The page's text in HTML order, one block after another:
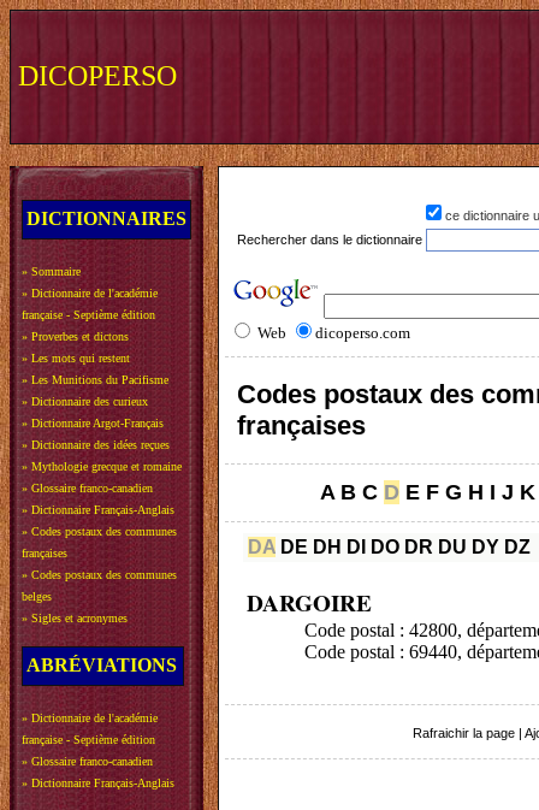
DICOPERSO
DICTIONNAIRES
» Sommaire
» Dictionnaire de l'académie
française - Septième édition
» Proverbes et dictons
» Les mots qui restent
» Les Munitions du Pacifisme
» Dictionnaire des curieux
» Dictionnaire Argot-Français
» Dictionnaire des idées reçues
» Mythologie grecque et romaine
» Glossaire franco-canadien
» Dictionnaire Français-Anglais
» Codes postaux des communes
françaises
» Codes postaux des communes
belges
» Sigles et acronymes
ABRÉVIATIONS
» Dictionnaire de l'académie
française - Septième édition
» Glossaire franco-canadien
» Dictionnaire Français-Anglais
ce dictionnaire
Rechercher dans le dictionnaire
Web dicoperso.com
Codes postaux des
françaises
A B C D E F G H I J K
DA DE DH DI DO DR DU DY DZ
DARGOIRE
Code postal : 42800,
Code postal : 69440,
Rafraichir la page